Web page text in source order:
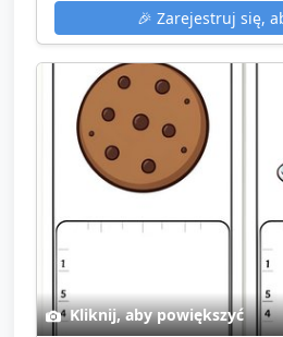
🎉 Zarejestruj się,
Kliknij, aby powiększyć